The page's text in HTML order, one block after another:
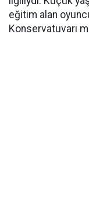
eğitim alan
Konservatuvarı